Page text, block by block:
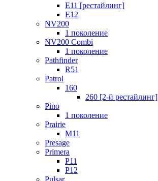
E11 [рестайлинг]
E12
NV200
1 поколение
NV200 Combi
1 поколение
Pathfinder
R51
Patrol
160
260 [2-й рестайлинг]
Pino
1 поколение
Prairie
M11
Presage
Primera
P11
P12
Pulsar